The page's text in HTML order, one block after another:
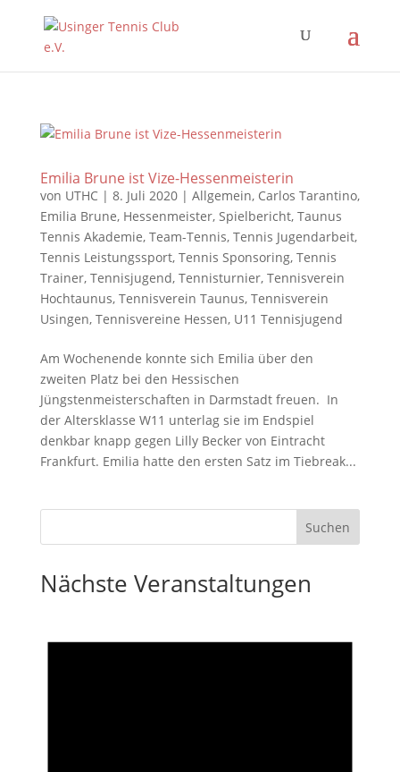
Emilia Brune ist Vize-Hessenmeisterin
von UTHC| 8. Juli 2020| Allgemein, Carlos Tarantino,
Emilia Brune, Hessenmeister, Spielbericht, Taunus
Tennis Akademie, Team-Tennis, Tennis Jugendarbeit,
Tennis Leistungssport, Tennis Sponsoring, Tennis
Trainer, Tennisjugend, Tennisturnier, Tennisverein
Hochtaunus, Tennisverein Taunus, Tennisverein
Usingen, Tennisvereine Hessen, U11 Tennisjugend
Am Wochenende konnte sich Emilia über den
zweiten Platz bei den Hessischen
Jüngstenmeisterschaften in Darmstadt freuen. In
der Altersklasse W11 unterlag sie im Endspiel
denkbar knapp gegen Lilly Becker von Eintracht
Frankfurt. Emilia hatte den ersten Satz im Tiebreak...
Nächste Veranstaltungen